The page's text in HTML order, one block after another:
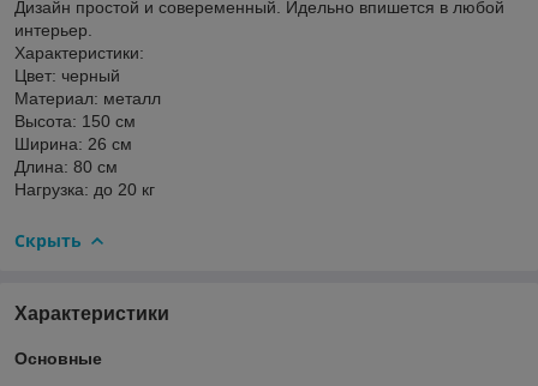
Дизайн простой и совеременный. Идельно впишется в любой
интерьер.
Характеристики:
Цвет: черный
Материал: металл
Высота: 150 см
Ширина: 26 см
Длина: 80 см
Нагрузка: до 20 кг
Скрыть
Характеристики
Основные